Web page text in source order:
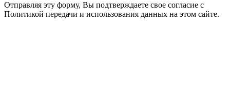
Отправляя эту форму, Вы подтверждаете свое согласие с
Политикой передачи и использования данных на этом сайте.